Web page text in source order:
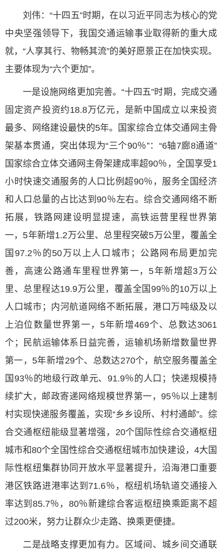
刘伟：“十四五”时期，在以习近平同志为核心的党
中央坚强领导下，我国交通运输事业取得新的重大成
就，“人享其行、物畅其流”的美好愿景正在加快实现。
主要体现为“六个更加”。
一是设施网络更加完善。“十四五”时期，完成交通
固定资产投资约18.8万亿元，是新中国成立以来投资
最多、网络建设最快的5年。国家综合立体交通网主骨
架基本贯通，突出体现为“三个90％”：“6轴7廊8通道”
国家综合立体交通网主骨架建成率超90％，全国享受1
小时快速交通服务的人口比例超90％，服务全国经济
和人口总量的占比达到90％左右。综合交通网络不断
拓展，铁路网建设明显提速，高铁运营里程世界第
一，5年新增1.2万公里、总里程突破5万公里，覆盖全
国97.2％的50万以上人口城市；公路网布局更加完
善，高速公路通车里程世界第一，5年新增超3万公
里、总里程达19.9万公里，覆盖全国99％的10万以上
人口城市；内河航道网络不断拓展，港口万吨级及以
上泊位数量世界第一，5年新增469个、总数达3061
个；民航运输体系日益完善，运输机场新增数量世界
第一，5年新增29个、总数达270个，航空服务覆盖全
国93％的地级行政单元、91.9％的人口；快递规模持
续扩大，邮政寄递网络规模世界第一，95％以上建制
村实现快递服务覆盖，实现“乡乡设所、村村通邮”。综
合交通枢纽能级显著增强，20个国际性综合交通枢纽
城市和80个全国性综合交通枢纽城市加快建设，4大国
际性枢纽集群协同开放水平显著提升，沿海港口重要
港区铁路进港率达到71.6％，枢纽机场轨道交通接入
率达到85.7％，80％新建综合客运枢纽换乘距离不超
过200米，努力让群众少走路、换乘更便捷。
二是战略支撑更加有力。区域间、城乡间交通联